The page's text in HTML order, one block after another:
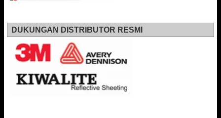
DUKUNGAN DISTRIBUTOR RESMI